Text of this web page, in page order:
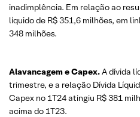
inadimplência. Em relação ao
líquido de R$ 351,6 milhões, em
348 milhões.
Alavancagem e Capex.A dívida
trimestre, e a relação Dívida
Capex no 1T24 atingiu R$ 381
acima do 1T23.